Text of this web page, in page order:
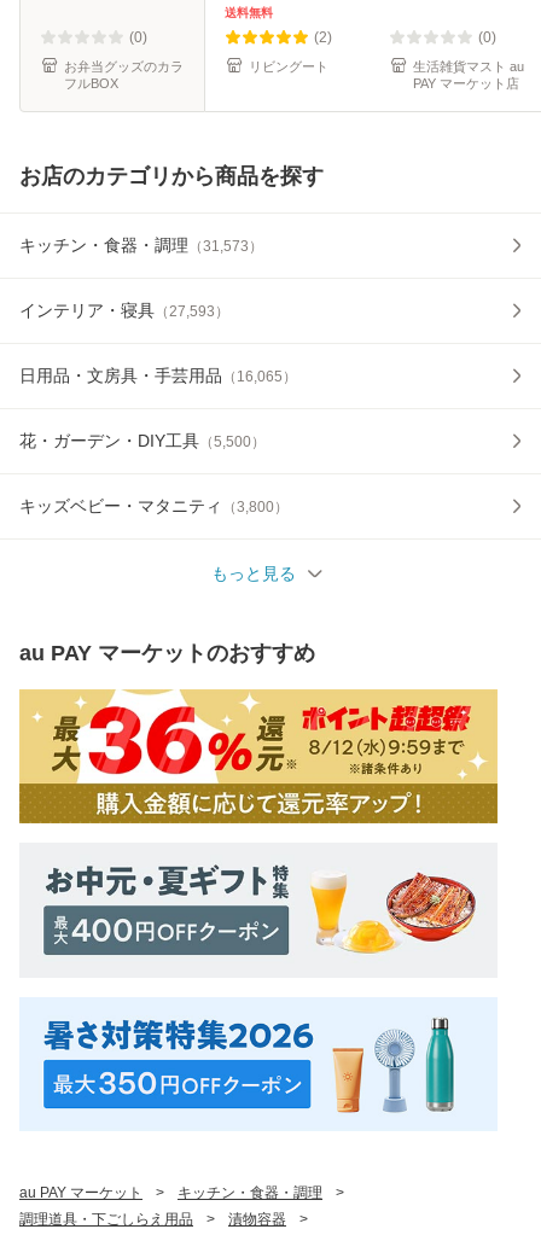
漬けもの 漬物器
(0)
お弁当グッズのカラ
フルBOX
漬け物容器 手作り
保存容器 梅干し 漬
物
送料無料
(2)
リビングート
付き 角型
(0)
生活雑貨マスト au
PAY マーケット店
お店のカテゴリから商品を探す
キッチン・食器・調理 （31,573 ）
インテリア・寝具 （ 27,593 ）
日用品・文房具・手芸用品 （ 16,065 ）
花・ガーデン・DIY工具 （5,500）
キッズベビー・マタニティ （3,800）
もっと見る
au PAY マーケットのおすすめ
au PAY マーケット > キッチン・食器・調理
>
調理道具・下ごしらえ用品
> 漬物容器
>